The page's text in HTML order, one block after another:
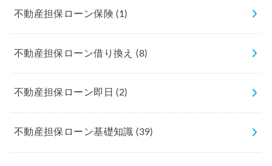
不動産担保ローン保険(1)
不動産担保ローン借り換え(8)
不動産担保ローン即日(2)
不動産担保ローン基礎知識(39)